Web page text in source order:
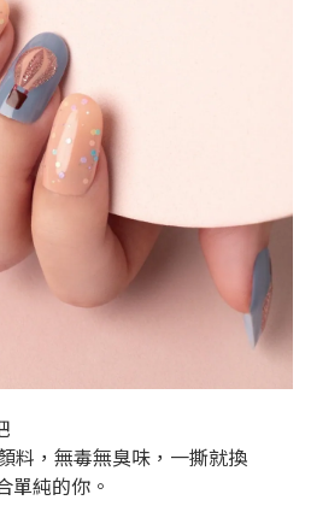
料，無毒無臭味，一撕就換
單純的你。​